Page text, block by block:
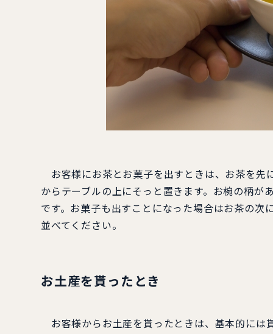
お客様にお茶とお菓子を出すときは、お茶を先
からテーブルの上にそっと置きます。お椀の柄が
です。お菓子も出すことになった場合はお茶の次
並べてください。
お土産を貰ったとき
お客様からお土産を貰ったときは、基本的には